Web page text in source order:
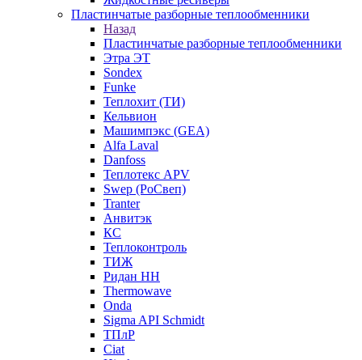
Пластинчатые разборные теплообменники
Назад
Пластинчатые разборные теплообменники
Этра ЭТ
Sondex
Funke
Теплохит (ТИ)
Кельвион
Машимпэкс (GEA)
Alfa Laval
Danfoss
Теплотекс APV
Swep (РоСвеп)
Tranter
Анвитэк
КС
Теплоконтроль
ТИЖ
Ридан НН
Thermowave
Onda
Sigma API Schmidt
ТПлР
Ciat